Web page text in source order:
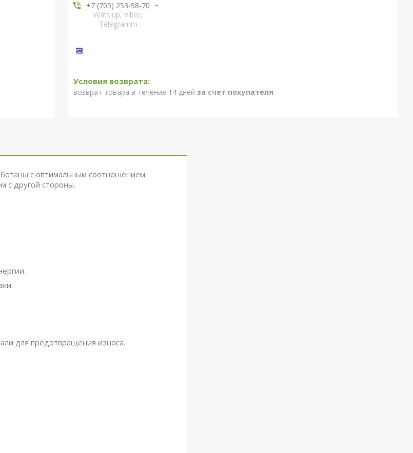
+7 (705) 253-98-70
Wats'up, Viber,
Telegramm
возврат товара в течение 14 дней за счет покупателя
с оптимальным соотношением
с другой стороны.
для предотвращения износа.